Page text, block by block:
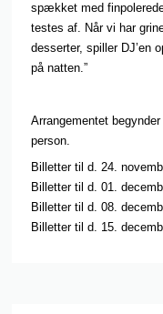
spækket med
testes af. Når vi har
desserter, spiller DJ’en
på natten.”
Arrangementet
person.
Billetter til d. 24.
Billetter til d. 01.
Billetter til d. 08.
Billetter til d. 15.